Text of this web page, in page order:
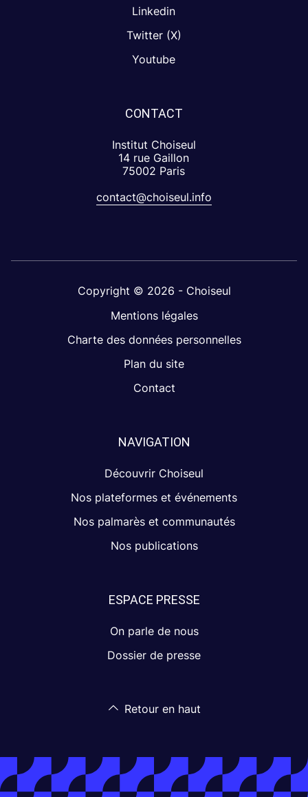
Linkedin
Twitter (X)
Youtube
CONTACT
Institut Choiseul
14 rue Gaillon
75002 Paris
contact@choiseul.info
Copyright © 2026 - Choiseul
Mentions légales
Charte des données personnelles
Plan du site
Contact
NAVIGATION
Découvrir Choiseul
Nos plateformes et événements
Nos palmarès et communautés
Nos publications
ESPACE PRESSE
On parle de nous
Dossier de presse
Retour en haut